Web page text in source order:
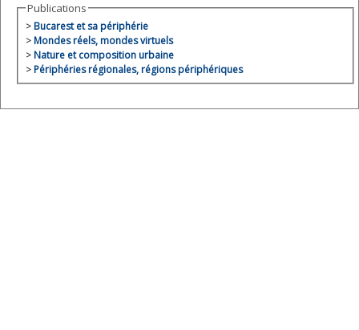
Publications
>Bucarest et sa périphérie
>Mondes réels, mondes virtuels
>Nature et composition urbaine
>Périphéries régionales, régions périphériques